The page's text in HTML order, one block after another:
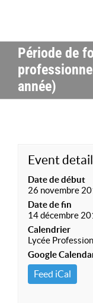
Période de
année)
Event
Date de début
26 novembre
Date de fin
14 décembre
Calendrier
Lycée
Google
Feed iCal